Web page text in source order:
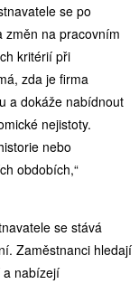
se po
změn na pracovním
kritérií při
zda je firma
a dokáže nabídnout
nejistoty.
nebo
obdobích,“
se stává
Zaměstnanci hledají
a nabízejí